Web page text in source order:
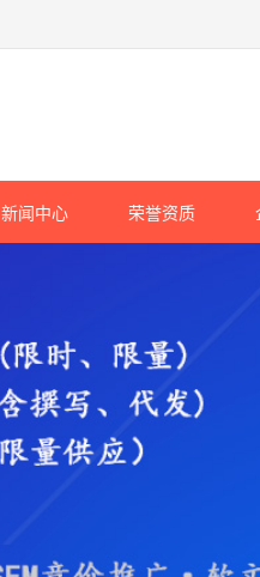
新闻中心 荣誉资质